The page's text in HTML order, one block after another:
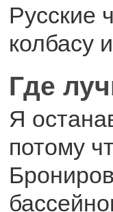
Русские
колбасу
Где
Я
потому